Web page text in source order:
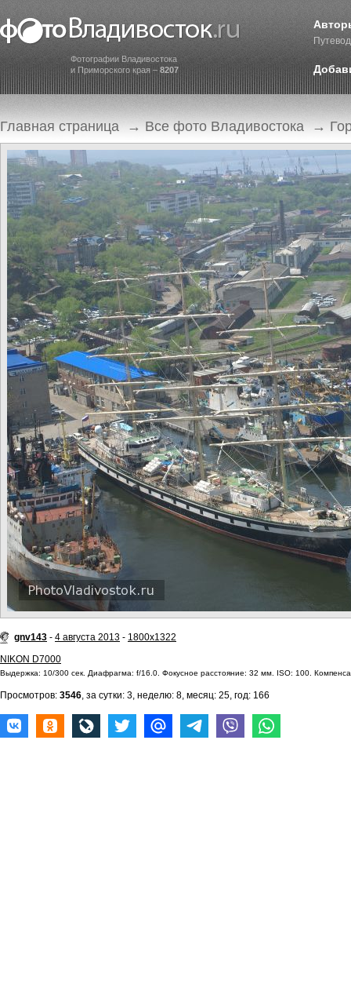
Фотографии Владивостока
и Приморского края – 8207
Главная страница → Все фото Владивостока →
gnv143 - 4 августа 2013 - 1800x1322
NIKON D7000
Выдержка: 10/300 сек. Диафрагма: f/16.0. Фокусное расстояние: 32 мм. ISO: 100.
Просмотров: 3546, за сутки: 3, неделю: 8, месяц: 25, год: 166